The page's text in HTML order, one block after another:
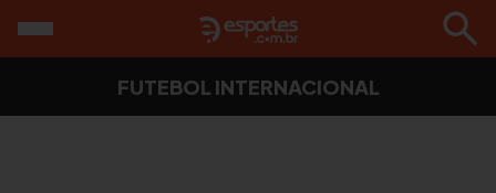
FUTEBOL INTERNACIONAL